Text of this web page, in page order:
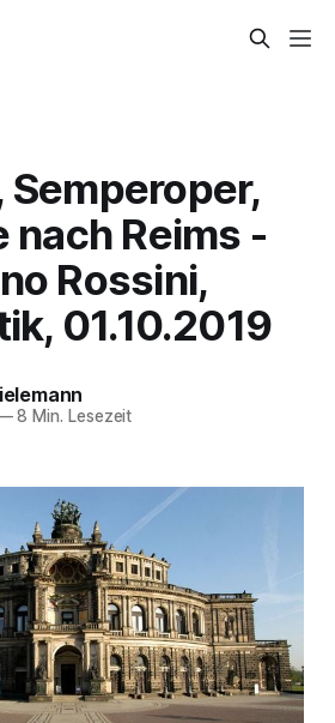
Semperoper,
nach Reims -
Rossini,
01.10.2019
8 Min. Lesezeit